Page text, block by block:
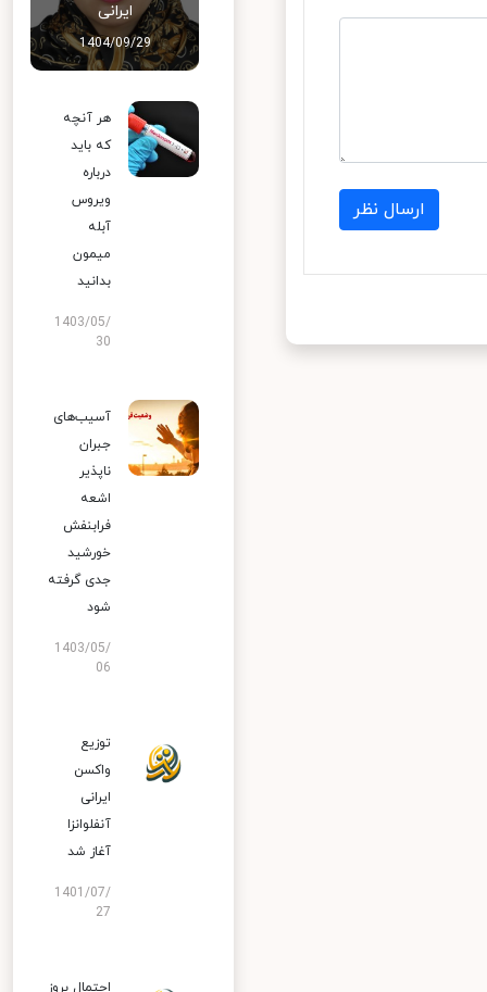
ارسال نظر
ایرانی
1404/09/29
هر آنچه
که باید
درباره
ویروس
آبله
میمون
بدانید
1403/05/
30
آسیب‌های
جبران
ناپذیر
اشعه
فرابنفش
خورشید
جدی گرفته
شود
1403/05/
06
توزیع
واکسن
ایرانی
آنفلوانزا
آغاز شد
1401/07/
27
احتمال بروز